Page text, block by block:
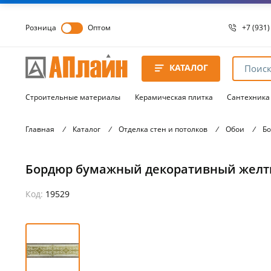
Розница Оптом +7
8 8172
8 8172
КАТАЛОГ
Строительные материалы Керамическая плитка Сантехника
Главная / Каталог / Отделка стен и потолков / Обои /
Бордюр бумажный декоративный
Код: 19529